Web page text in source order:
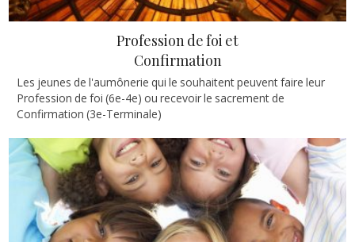
Profession de foi et
Confirmation
Les jeunes de l'aumônerie qui le souhaitent peuvent faire leur
Profession de foi (6e-4e) ou recevoir le sacrement de
Confirmation (3e-Terminale)